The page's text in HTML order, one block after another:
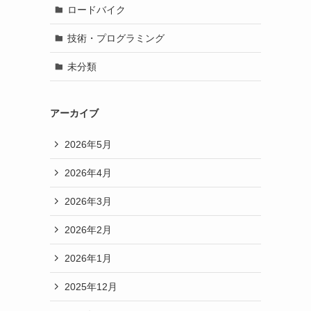
ロードバイク
技術・プログラミング
未分類
アーカイブ
2026年5月
2026年4月
2026年3月
2026年2月
2026年1月
2025年12月